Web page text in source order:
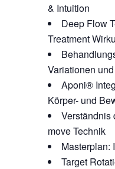
& Intuition
Deep Flow
Treatment
Variationen
Aponi®
Körper- und
Verständnis
move Technik
Masterplan:
Target